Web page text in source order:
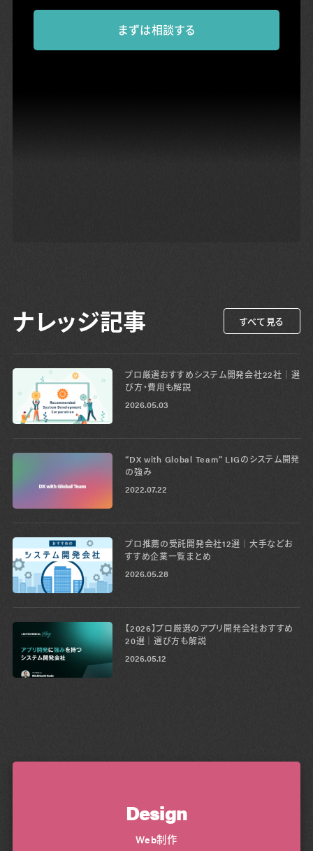
まずは相談する
ナレッジ記事 すべて見る
プロ厳選おすすめシステム開発会社22社│選
び方・費用も解説
2026.05.03
“DX with Global Team” LIGのシステム開発
の強み
2022.07.22
プロ推薦の受託開発会社12選│大手などお
すすめ企業一覧まとめ
2026.05.28
【2026】プロ厳選のアプリ開発会社おすすめ
20選│選び方も解説
2026.05.12
Design
Web制作